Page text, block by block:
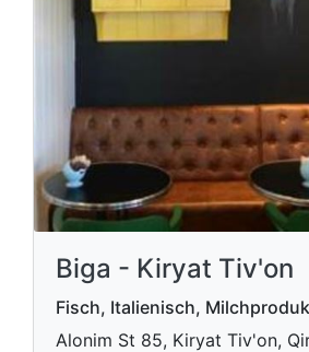
Biga - Kiryat Tiv'on
Fisch, Italienisch,
Alonim St 85, Kiryat Tiv'on,